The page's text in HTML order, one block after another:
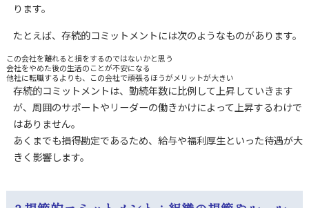
ります。
たとえば、存続的コミットメントには次のようなものがあります。
この会社を離れると損をするのではないかと思う
会社をやめた後の生活のことが不安になる
他社に転職するよりも、この会社で頑張るほうがメリットが大きい
存続的コミットメントは、勤続年数に比例して上昇していきます
が、 周囲のサポートやリーダーの働きかけによって上昇するわけで
はありません。
あくまでも損得勘定であるため、給与や福利厚生といった待遇が大
きく影響します。